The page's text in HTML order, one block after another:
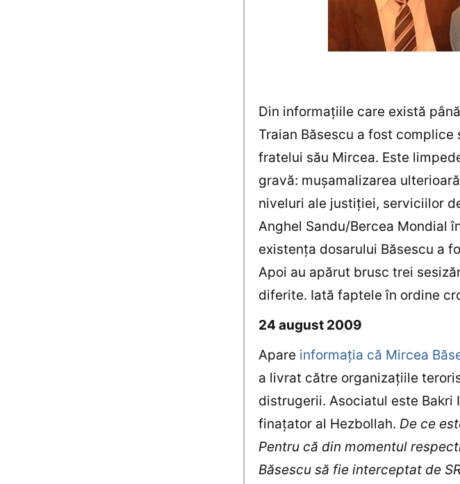
Din informaţiile care există
Traian Băsescu a fost
fratelui său Mircea. Este
gravă: muşamalizarea
niveluri ale justiţiei, serviciilor
Anghel Sandu/Bercea Mondial
existenţa dosarului Băsescu a
Apoi au apărut brusc trei
diferite. Iată faptele în ordine
24 august 2009
Apare informaţia că Mircea
a livrat către organizaţiile
distrugerii. Asociatul este Bakri
finaţator al Hezbollah. De ce
Pentru că din momentul
Băsescu să fie interceptat de